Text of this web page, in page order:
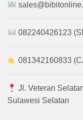
082240426123
081342160833
Jl. Veteran
Sulawesi Selatan